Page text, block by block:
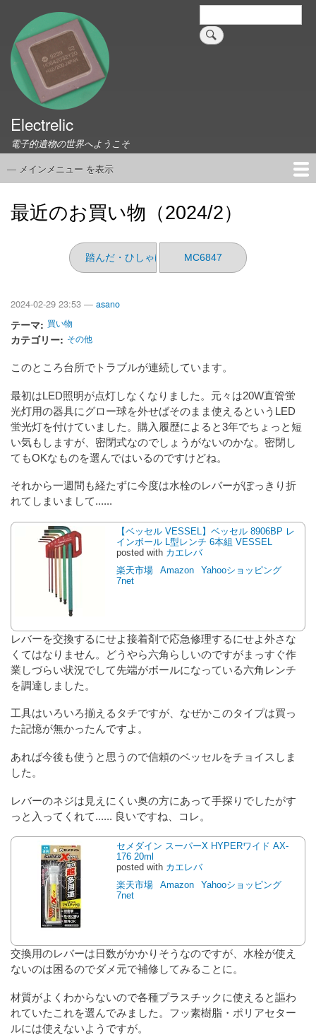
検
索
Electrelic
電子的遺物の世界へようこそ
メ
ン
— メインメニュー を表示
ホーム
EMILY Board
Universal Monitor
コネクタ資料集
このサイトについて
リンク集
最近のお買い物（2024/2）
踏んだ・ひしゃげた・折れた
MC6847
2024-02-29 23:53 — asano
テーマ 買い物
カテゴリー その他
このところ台所でトラブルが連続しています。
最初はLED照明が点灯しなくなりました。元々は20W直管蛍
光灯用の器具にグロー球を外せばそのまま使えるというLED
蛍光灯を付けていました。購入履歴によると3年でちょっと短
い気もしますが、密閉式なのでしょうがないのかな。密閉し
てもOKなものを選んではいるのですけどね。
それから一週間も経たずに今度は水栓のレバーがぽっきり折
れてしまいまして......
【ベッセル VESSEL】ベッセル 8906BP レ
インボール L型レンチ 6本組 VESSEL
posted with カエレバ
楽天市場
Amazon
Yahooショッピング
7net
レバーを交換するにせよ接着剤で応急修理するにせよ外さな
くてはなりません。どうやら六角らしいのですがまっすぐ作
業しづらい状況でして先端がボールになっている六角レンチ
を調達しました。
工具はいろいろ揃えるタチですが、なぜかこのタイプは買っ
た記憶が無かったんですよ。
あれば今後も使うと思うので信頼のベッセルをチョイスしま
した。
レバーのネジは見えにくい奥の方にあって手探りでしたがす
っと入ってくれて...... 良いですね、コレ。
セメダイン スーパーX HYPERワイド AX-
176 20ml
posted with カエレバ
楽天市場
Amazon
Yahooショッピング
7net
交換用のレバーは日数がかかりそうなのですが、水栓が使え
ないのは困るのでダメ元で補修してみることに。
材質がよくわからないので各種プラスチックに使えると謳わ
れていたこれを選んでみました。フッ素樹脂・ポリアセター
ルには使えないようですが。